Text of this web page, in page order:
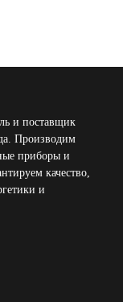
и поставщик
Производим
приборы и
качество,
и